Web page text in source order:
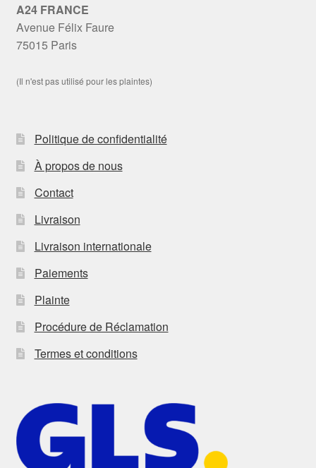
A24 FRANCE
Avenue Félix Faure
75015 Paris
(Il n'est pas utilisé pour les plaintes)
Politique de confidentialité
À propos de nous
Contact
Livraison
Livraison internationale
Paiements
Plainte
Procédure de Réclamation
Termes et conditions